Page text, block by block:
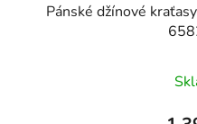
Pánské džínové